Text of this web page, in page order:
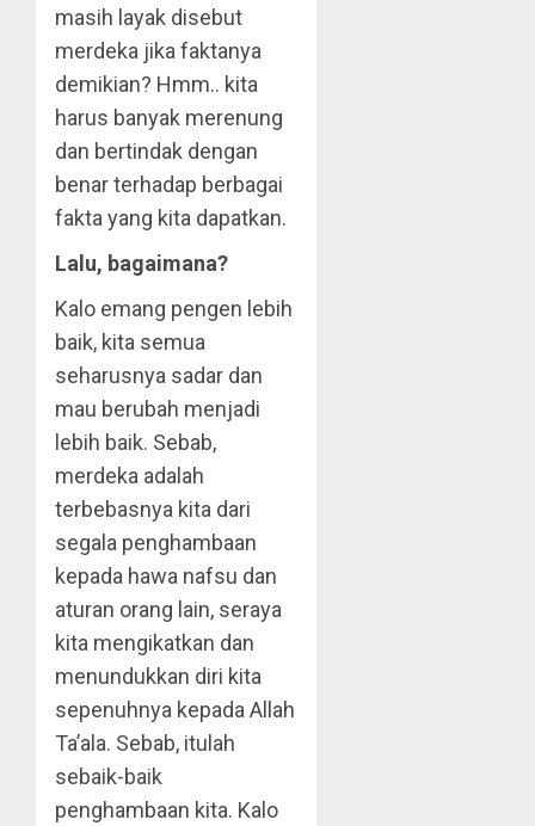
masih layak disebut
merdeka jika faktanya
demikian? Hmm.. kita
harus banyak merenung
dan bertindak dengan
benar terhadap berbagai
fakta yang kita dapatkan.
Lalu, bagaimana?
Kalo emang pengen lebih
baik, kita semua
seharusnya sadar dan
mau berubah menjadi
lebih baik. Sebab,
merdeka adalah
terbebasnya kita dari
segala penghambaan
kepada hawa nafsu dan
aturan orang lain, seraya
kita mengikatkan dan
menundukkan diri kita
sepenuhnya kepada Allah
Ta’ala. Sebab, itulah
sebaik-baik
penghambaan ki­ta. Kalo